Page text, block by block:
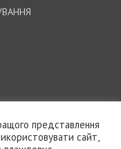
представлення
сайт,